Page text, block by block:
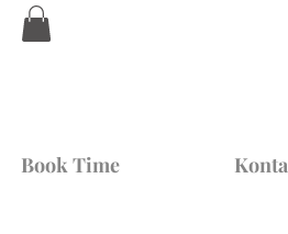
Book Time